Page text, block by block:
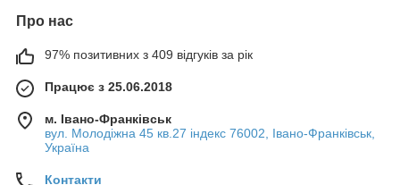
Про нас
97% позитивних з 409 відгуків за рік
Працює з 25.06.2018
м. Івано-Франківськ
вул. Молодіжна 45 кв.27 індекс 76002, Івано-Франківськ,
Україна
Контакти